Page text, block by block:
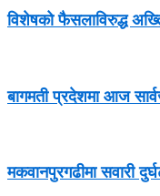
विशेषको फैसलाविरुद्ध
बागमती प्रदेशमा आज
मकवानपुरगढीमा सवारी